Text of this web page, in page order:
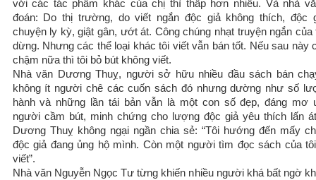
với các tác phẩm khác của chị thì thấp hơn nhiều. Và nhà
đoán: Do thị trường, do viết ngắn độc giả không thích, độc
chuyện ly kỳ, giật gân, ướt át. Công chúng nhạt truyện ngắn của
dừng. Nhưng các thể loại khác tôi viết vẫn bán tốt. Nếu sau này
chậm nữa thì tôi bỏ bút không viết.
Nhà văn Dương Thuỵ, người sở hữu nhiều đầu sách bán
không ít người chê các cuốn sách đó nhưng dường như số
hành và những lần tái bản vẫn là một con số đẹp, đáng mơ
người cầm bút, minh chứng cho lượng độc giả yêu thích lấn
Dương Thuỵ không ngại ngần chia sẻ: “Tôi hướng đến mấy
độc giả đang ủng hộ mình. Còn một người tìm đọc sách của
viết”.
Nhà văn Nguyễn Ngọc Tư từng khiến nhiều người khá bất ngờ